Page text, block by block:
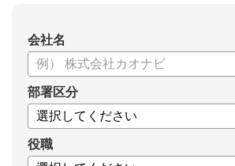
【資料の内容】
・KGI、KPIなどの用語をおさらい
・KPIツリーの作り方
・業種別のKPIツリー例
会社名
部署区分
役職